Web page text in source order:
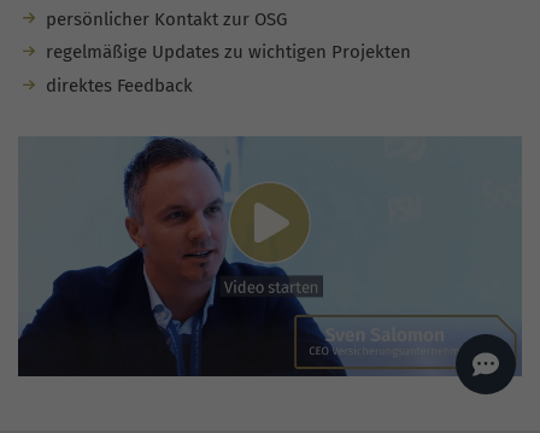
persönlicher Kontakt zur OSG
regelmäßige Updates zu wichtigen Projekten
direktes Feedback
bereits ab 499 € pro
Monat, inkl. Content,